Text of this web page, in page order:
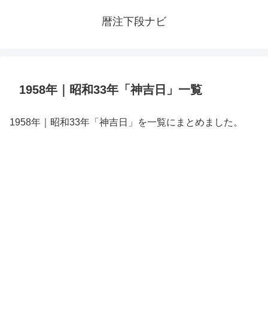
暦注下段ナビ
1958年｜昭和33年「神吉日」一覧
1958年｜昭和33年「神吉日」を一覧にまとめました。